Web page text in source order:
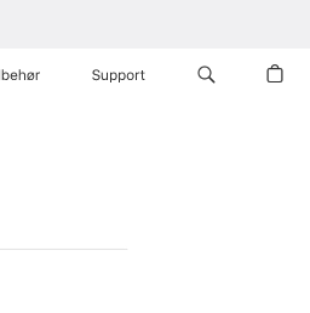
Support